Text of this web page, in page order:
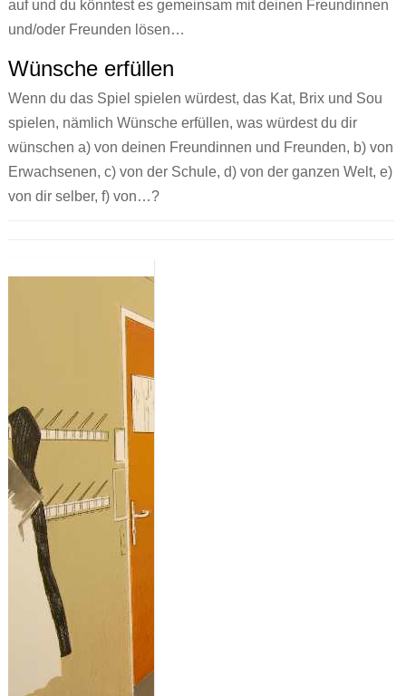
auf und du könntest es gemeinsam mit deinen Freundinnen
und/oder Freunden lösen…
Wünsche erfüllen
Wenn du das Spiel spielen würdest, das Kat, Brix und Sou
spielen, nämlich Wünsche erfüllen, was würdest du dir
wünschen a) von deinen Freundinnen und Freunden, b) von
Erwachsenen, c) von der Schule, d) von der ganzen Welt, e)
von dir selber, f) von…?